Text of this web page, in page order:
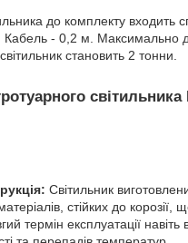
до комплекту входить
Кабель - 0,2 м. Максимально
становить 2 тонни.
світильника
Світильник
стійких до корозії,
термін експлуатації навіть